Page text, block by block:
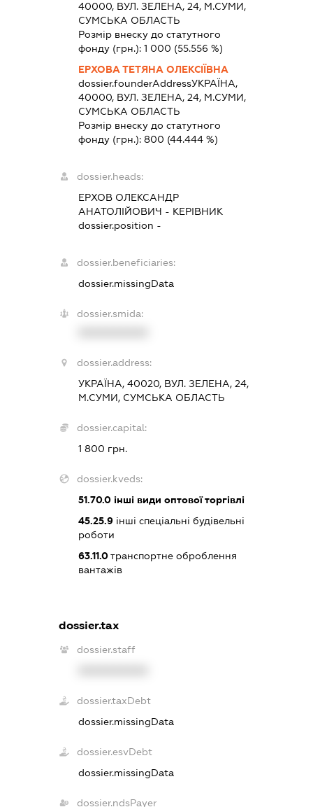
40000, ВУЛ. ЗЕЛЕНА, 24, М.СУМИ,
СУМСЬКА ОБЛАСТЬ
Розмір внеску до статутного
фонду (грн.):1 000 (55.556 %)
ЕРХОВА ТЕТЯНА ОЛЕКСІЇВНА
dossier.founderAddressУКРАЇНА,
40000, ВУЛ. ЗЕЛЕНА, 24, М.СУМИ,
СУМСЬКА ОБЛАСТЬ
Розмір внеску до статутного
фонду (грн.):800 (44.444 %)
dossier.heads:
ЕРХОВ ОЛЕКСАНДР
АНАТОЛІЙОВИЧ - КЕРІВНИК
dossier.position -
dossier.beneficiaries:
dossier.missingData
dossier.smida:
dossier.address:
УКРАЇНА, 40020, ВУЛ. ЗЕЛЕНА, 24,
М.СУМИ, СУМСЬКА ОБЛАСТЬ
dossier.capital:
1 800 грн.
dossier.kveds:
51.70.0 інші види оптової торгівлі
45.25.9 інші спеціальні будівельні
роботи
63.11.0транспортне оброблення
вантажів
dossier.tax
dossier.staff
dossier.taxDebt
dossier.missingData
dossier.esvDebt
dossier.missingData
dossier.ndsPayer